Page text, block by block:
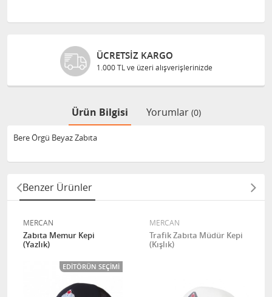
ÜCRETSIZ KARGO
1.000 TL ve üzeri alışverişlerinizde
Ürün Bilgisi Yorumlar (0)
Bere Örgü Beyaz Zabıta
Benzer Ürünler
MERCAN
Zabıta Memur Kepi
(Yazlık)
EDITÖRÜN SEÇIMI
MERCAN
Trafik Zabıta Müdür Kepi
(Kışlık)